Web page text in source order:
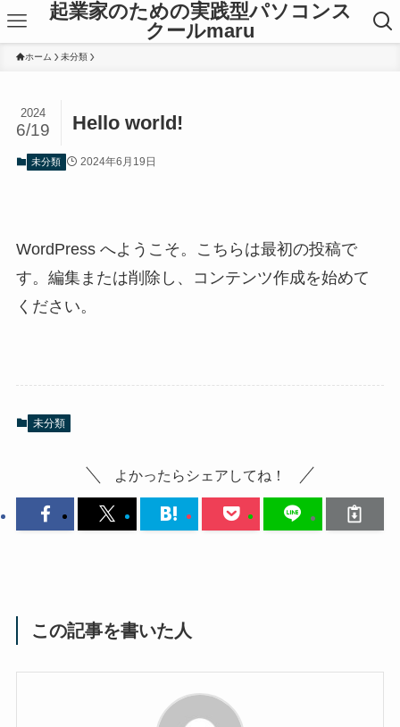
起業家のための実践型パソコンス
クールmaru
ホーム 未分類
Hello world!
2024
6/19
未分類 2024年6月19日
WordPress へようこそ。こちらは最初の投稿で
す。編集または削除し、コンテンツ作成を始めて
ください。
未分類
よかったらシェアしてね！
この記事を書いた人